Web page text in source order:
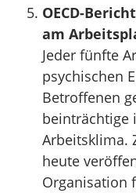
OECD-
am
Jeder fünfte
psychischen
Betroffenen
beinträchtige
Arbeitsklima.
heute
Organisation